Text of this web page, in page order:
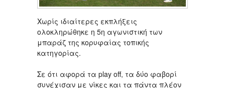
Χωρίς ιδιαίτερες εκπλήξεις
ολοκληρώθηκε η 5η αγωνιστική των
μπαράζ της κορυφαίας τοπικής
κατηγορίας.
Σε ότι αφορά τα play off, τα δύο φαβορί
συνέχισαν με νίκες και τα πάντα πλέον